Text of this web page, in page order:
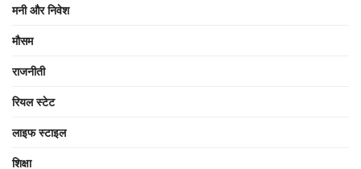
मनी और निवेश
मौसम
राजनीती
रियल स्टेट
लाइफ स्टाइल
शिक्षा